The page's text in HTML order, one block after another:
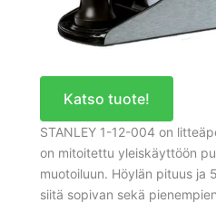
Katso tuote!
STANLEY 1-12-004 on
on mitoitettu yleiskäyttöön
muotoiluun. Höylän pituus ja
siitä sopivan sekä